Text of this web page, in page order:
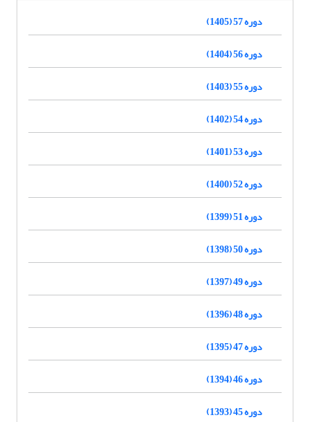
دوره 57 (1405)
دوره 56 (1404)
دوره 55 (1403)
دوره 54 (1402)
دوره 53 (1401)
دوره 52 (1400)
دوره 51 (1399)
دوره 50 (1398)
دوره 49 (1397)
دوره 48 (1396)
دوره 47 (1395)
دوره 46 (1394)
دوره 45 (1393)